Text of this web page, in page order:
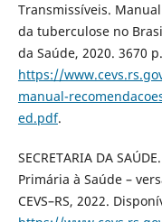
Transmissíveis.
da tuberculose no
da Saúde, 2020. 3670
https://
manual-
ed.pdf.
SECRETARIA DA
Primária à Saúde –
CEVS–RS, 2022.